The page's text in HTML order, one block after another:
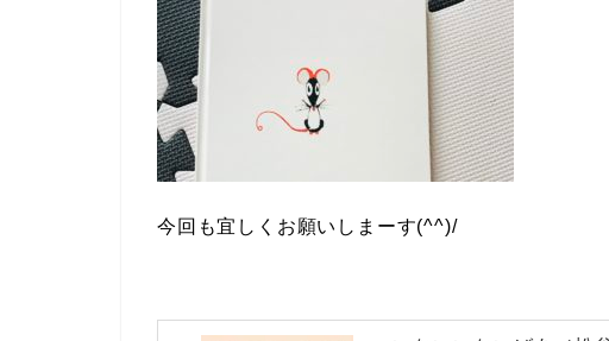
今回も宜しくお願いしまーす(^^)/